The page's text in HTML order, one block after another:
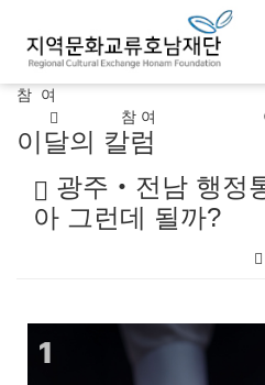
참 여
참 여
이달의 칼럼
광주‧전남 행정
아 그런데 될까?